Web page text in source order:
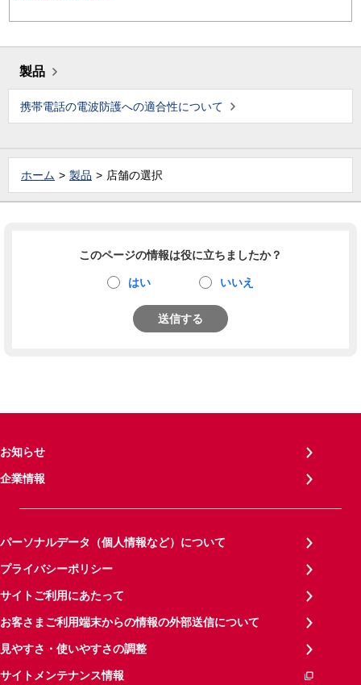
製品
携帯電話の電波防護への適合性について
ホーム 製品 店舗の選択
このページの情報は役に立ちましたか？
はい いいえ
送信する
お知らせ
企業情報
パーソナルデータ（個人情報など）について
プライバシーポリシー
サイトご利用にあたって
お客さまご利用端末からの情報の外部送信について
見やすさ・使いやすさの調整
サイトメンテナンス情報